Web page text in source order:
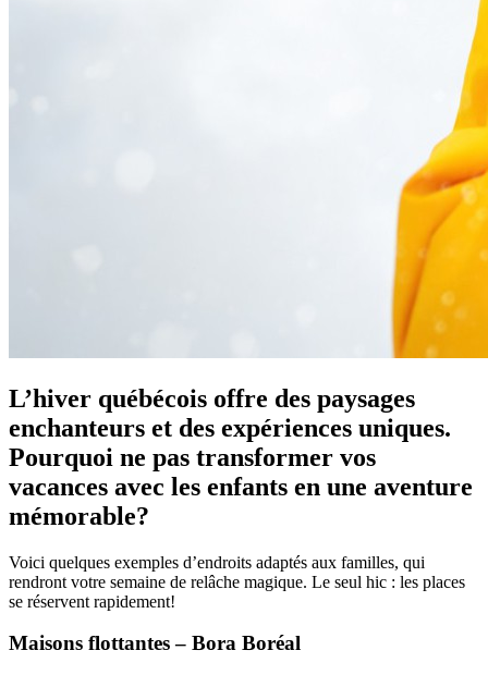
L’hiver québécois offre des paysages
enchanteurs et des expériences uniques.
Pourquoi ne pas transformer vos
vacances avec les enfants en une aventure
mémorable?
Voici quelques exemples d’endroits adaptés aux familles, qui
rendront votre semaine de relâche magique. Le seul hic : les places
se réservent rapidement!
Maisons flottantes – Bora Boréal